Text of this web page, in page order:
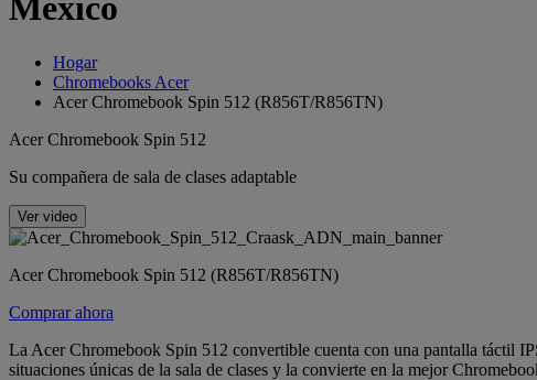
México
Hogar
Chromebooks Acer
Acer Chromebook Spin 512 (R856T/R856TN)
Acer Chromebook Spin 512
Su compañera de sala de clases adaptable
Ver video
Acer Chromebook Spin 512 (R856T/R856TN)
Comprar ahora
La Acer Chromebook Spin 512 convertible cuenta con una pantalla táctil
situaciones únicas de la sala de clases y la convierte en la mejor